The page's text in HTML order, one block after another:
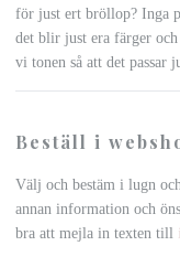
för just ert bröllop? Inga
det blir just era färger
vi tonen så att det passar
Beställ i
Välj och bestäm i lugn
annan information och
bra att mejla in texten till